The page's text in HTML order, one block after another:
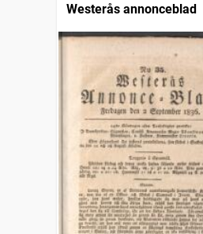
Westerås annonceblad